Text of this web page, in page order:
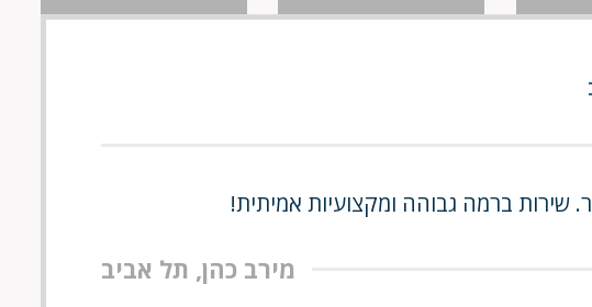
שירות ברמה גבוהה ומקצועיות אמיתית!
מירב כהן, תל אביב